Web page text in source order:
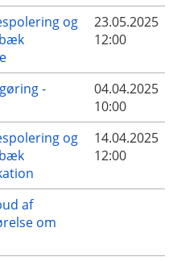
og
23.05.2025
12:00
-
04.04.2025
10:00
og
14.04.2025
12:00
af
om